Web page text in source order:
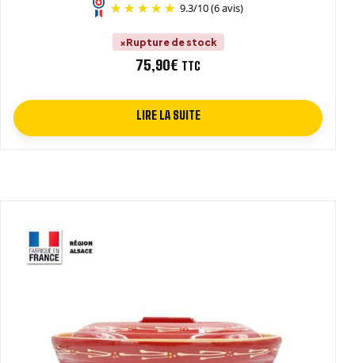
9.3/10(6 avis)
Rupture de stock
75,90€ TTC
LIRE LA SUITE